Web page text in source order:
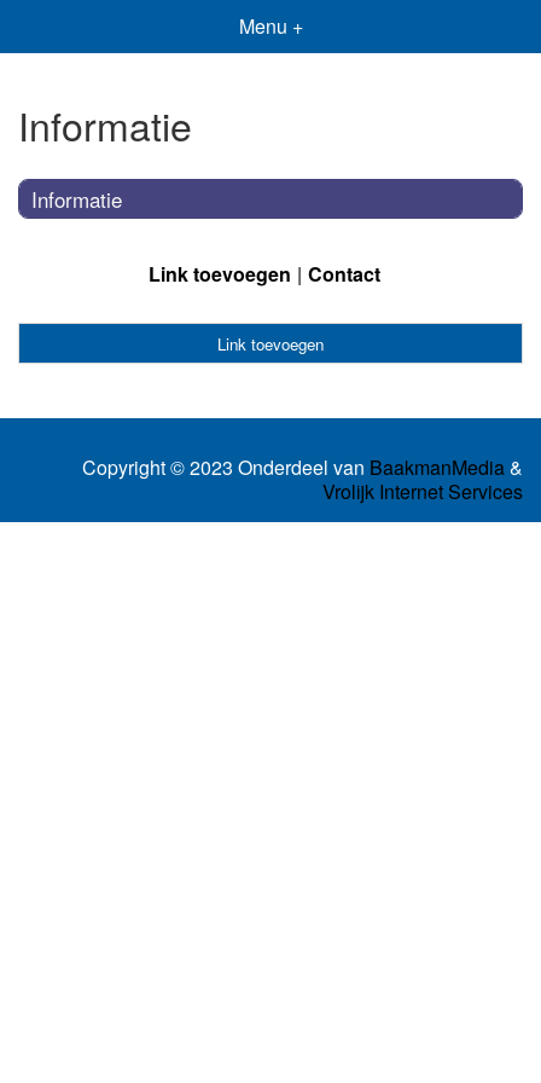
Menu +
Informatie
Informatie
Link toevoegen Contact
Link toevoegen
Copyright © 2023 Onderdeel van BaakmanMedia&
Vrolijk Internet Services